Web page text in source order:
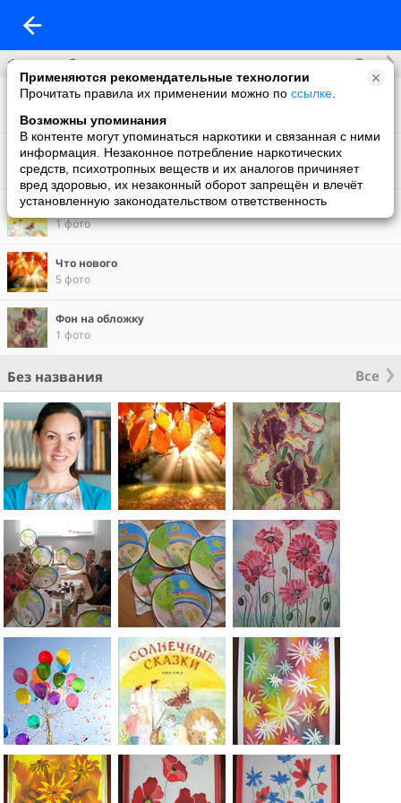
Применяются рекомендательные технологии
Прочитать правила их применении можно по ссылке
Возможны упоминания
В контенте могут упоминаться наркотики и связанная с ними
информация. Незаконное потребление наркотических
средств, психотропных веществ и их аналогов причиняет
вред здоровью, их незаконный оборот запрещён и влечёт
установленную законодательством ответственность
Фотоальбомы Все
Фото со мной
Солнечное творчество
5 фото
В сказку с удовольствием!
1 фото
Что нового
5 фото
Фон на обложку
1 фото
Без названия Все